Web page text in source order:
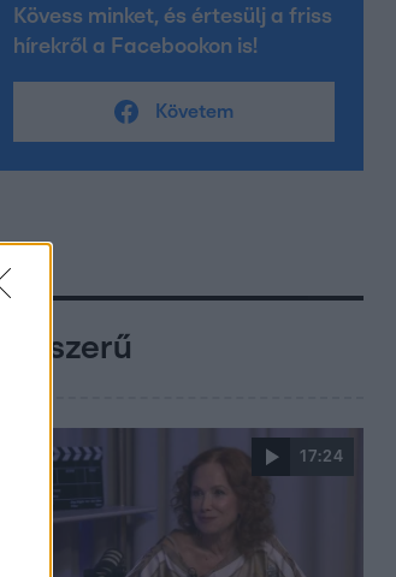
Kövess minket, és értesülj a friss
hírekről a Facebookon is!
Követem
Népszerű
17:24